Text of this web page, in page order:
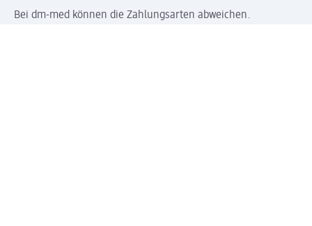
Bei dm-med können die Zahlungsarten abweichen.